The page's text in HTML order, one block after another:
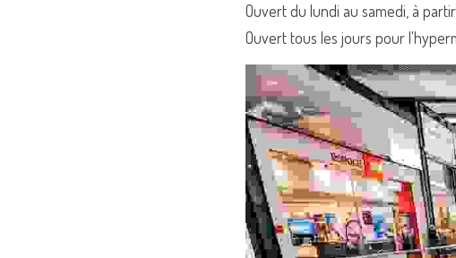
Ouvert du lundi au samedi, à
Ouvert tous les jours pour